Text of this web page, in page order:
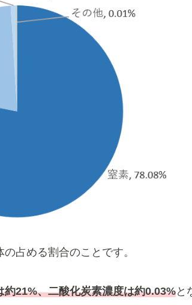
占める割合のことです。
約21%、二酸化炭素濃度は約0.03%と